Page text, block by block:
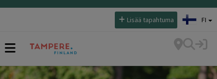
Lisää tapahtuma FI